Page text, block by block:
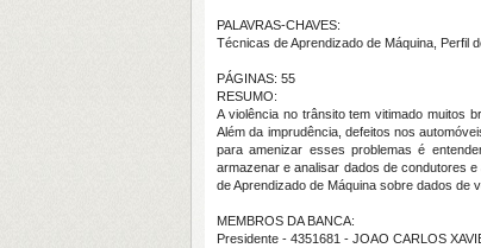
PALAVRAS-CHAVES:
Técnicas de Aprendizado de Máquina, Perfil
PÁGINAS: 55
RESUMO:
A violência no trânsito tem vitimado muitos
Além da imprudência, defeitos nos
para amenizar esses problemas é
armazenar e analisar dados de condutores
de Aprendizado de Máquina sobre dados de
MEMBROS DA BANCA:
Presidente - 4351681 - JOAO CARLOS